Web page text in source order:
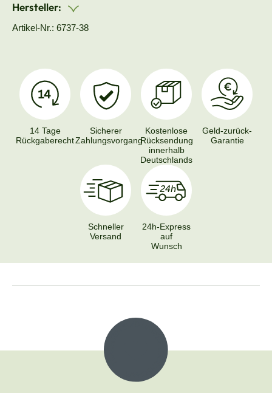
Hersteller:
Artikel-Nr.: 6737-38
14 Tage
Rückgaberecht
Sicherer
Zahlungsvorgang
Kostenlose
Rücksendung
innerhalb
Deutschlands
Geld-zurück-
Garantie
Schneller
Versand
24h-Express
auf
Wunsch